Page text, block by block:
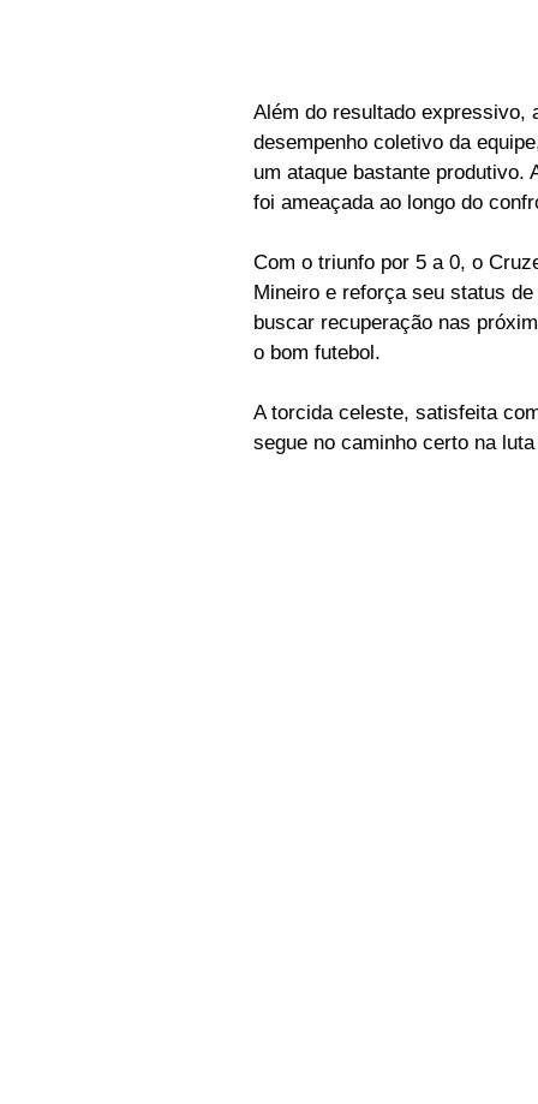
Além do resultado expressivo,
desempenho coletivo da
um ataque bastante produtivo.
foi ameaçada ao longo do
Com o triunfo por 5 a 0, o
Mineiro e reforça seu status
buscar recuperação nas
o bom futebol.
A torcida celeste, satisfeita
segue no caminho certo na